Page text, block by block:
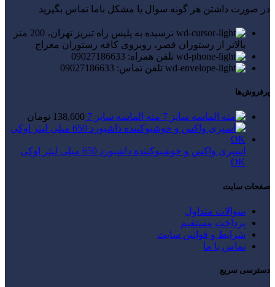
در صورت داشتن هر گونه سوال یا مشکل باما تماس بگیرید
نرسیده به پلیس راه تبریز تهران، 200 متر
بالاتر از رستوران قصر، روبروی کافه رستوران معراج
تلفن همراه: 09027186633
تلفن تماس: 09027186633
پرفروش‌ها
مته الماسه سایز 7 138,600 تومان
اسپری واکس و خوشبوکننده داشبورد 650 میلی لیتر اوکی
OK
صفحات سایت
سوالات متداول
پرداخت مستقیم
شرایط و قوانین سایت
تماس با ما
دسترسی سریع